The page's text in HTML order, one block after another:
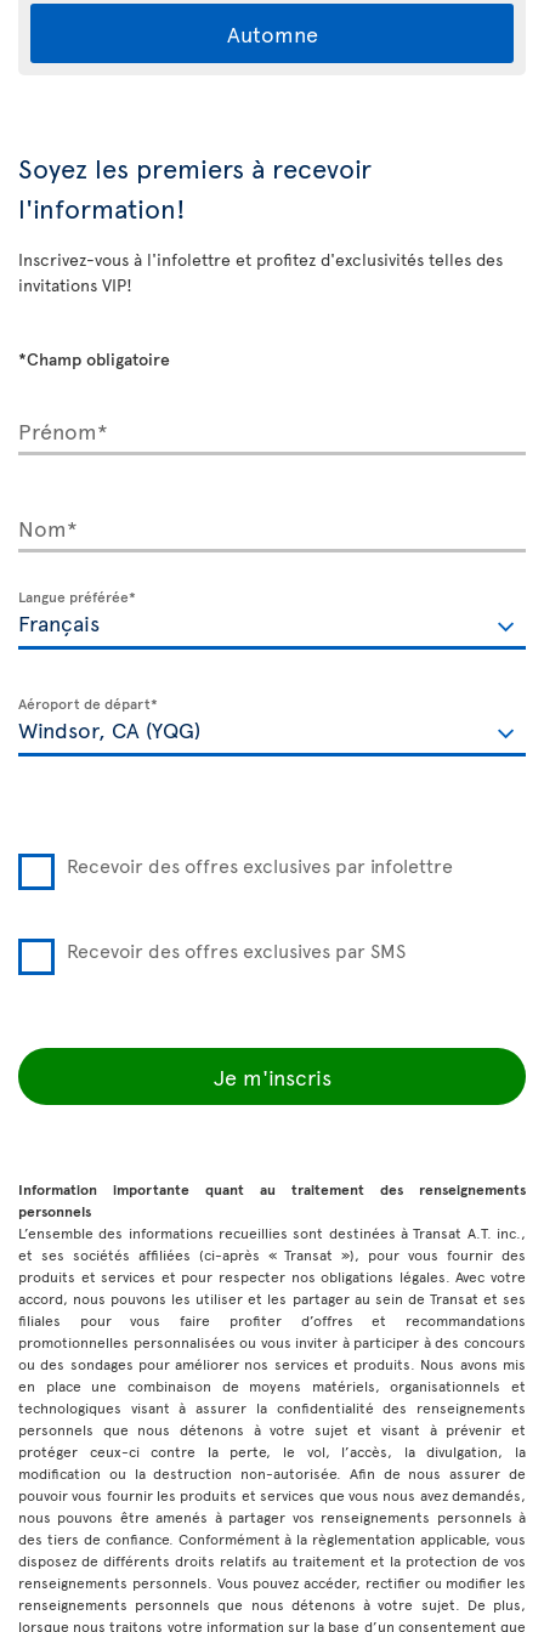
Automne
Soyez les premiers à recevoir
l'information!
Inscrivez-vous à l'infolettre et profitez d'exclusivités telles des
invitations VIP!
*Champ obligatoire
Prénom*
Nom*
Langue préférée*
Aéroport de départ*
Recevoir des offres exclusives par infolettre
Recevoir des offres exclusives par SMS
Je m'inscris
Information importante quant au traitement des renseignements
personnels
L’ensemble des informations recueillies sont destinées à Transat A.T. inc.,
et ses sociétés affiliées (ci-après « Transat »), pour vous fournir des
produits et services et pour respecter nos obligations légales. Avec votre
accord, nous pouvons les utiliser et les partager au sein de Transat et ses
filiales pour vous faire profiter d’offres et recommandations
promotionnelles personnalisées ou vous inviter à participer à des concours
ou des sondages pour améliorer nos services et produits. Nous avons mis
en place une combinaison de moyens matériels, organisationnels et
technologiques visant à assurer la confidentialité des renseignements
personnels que nous détenons à votre sujet et visant à prévenir et
protéger ceux-ci contre la perte, le vol, l’accès, la divulgation, la
modification ou la destruction non-autorisée. Afin de nous assurer de
pouvoir vous fournir les produits et services que vous nous avez demandés,
nous pouvons être amenés à partager vos renseignements personnels à
des tiers de confiance. Conformément à la règlementation applicable, vous
disposez de différents droits relatifs au traitement et la protection de vos
renseignements personnels. Vous pouvez accéder, rectifier ou modifier les
renseignements personnels que nous détenons à votre sujet. De plus,
lorsque nous traitons votre information sur la base d’un consentement que